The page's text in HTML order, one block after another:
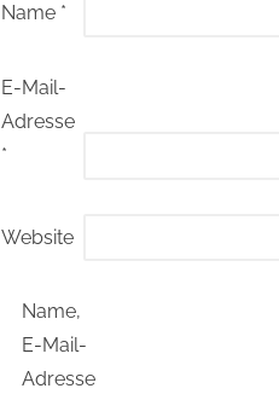
Name *
E-Mail-
Adresse
*
Website
Name,
E-Mail-
Adresse